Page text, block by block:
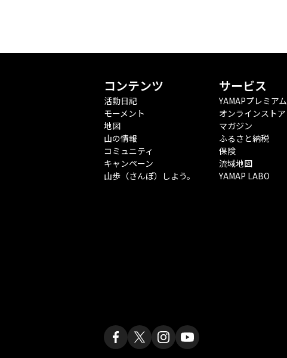
コンテンツ
活動日記
モーメント
地図
山の情報
コミュニティ
キャンペーン
山歩（さんぽ）しよう。
サービス
YAMAPプレミアム
オンラインストア
マガジン
ふるさと納税
保険
流域地図
YAMAP LABO